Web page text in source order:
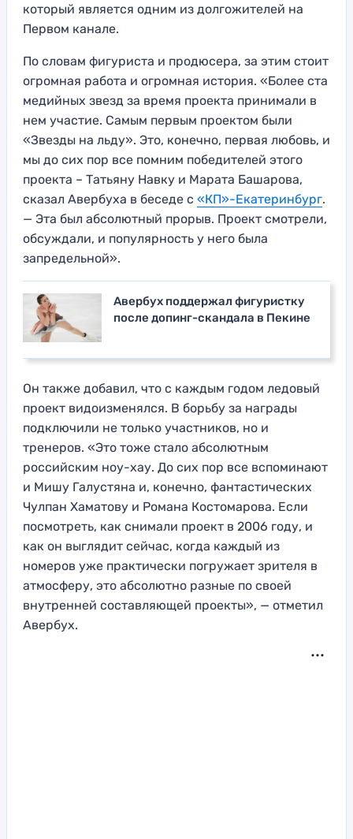
который является одним из долгожителей на
Первом канале.
По словам фигуриста и продюсера, за этим стоит
огромная работа и огромная история. «Более ста
медийных звезд за время проекта принимали в
нем участие. Самым первым проектом были
«Звезды на льду». Это, конечно, первая любовь, и
мы до сих пор все помним победителей этого
проекта – Татьяну Навку и Марата Башарова,
сказал Авербуха в беседе с «КП»-Екатеринбург.
— Эта был абсолютный прорыв. Проект смотрели,
обсуждали, и популярность у него была
запредельной».
Авербух поддержал фигуристку
после допинг-скандала в Пекине
Он также добавил, что с каждым годом ледовый
проект видоизменялся. В борьбу за награды
подключили не только участников, но и
тренеров. «Это тоже стало абсолютным
российским ноу-хау. До сих пор все вспоминают
и Мишу Галустяна и, конечно, фантастических
Чулпан Хаматову и Романа Костомарова. Если
посмотреть, как снимали проект в 2006 году, и
как он выглядит сейчас, когда каждый из
номеров уже практически погружает зрителя в
атмосферу, это абсолютно разные по своей
внутренней составляющей проекты», — отметил
Авербух.